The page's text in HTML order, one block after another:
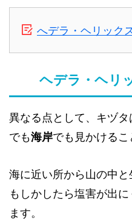
へデラ・ヘリック
ヘデラ・ヘリ
異なる点として、キヅ
でも海岸でも見かけるこ
海に近い所から山の中と
もしかしたら塩害が出
ます。